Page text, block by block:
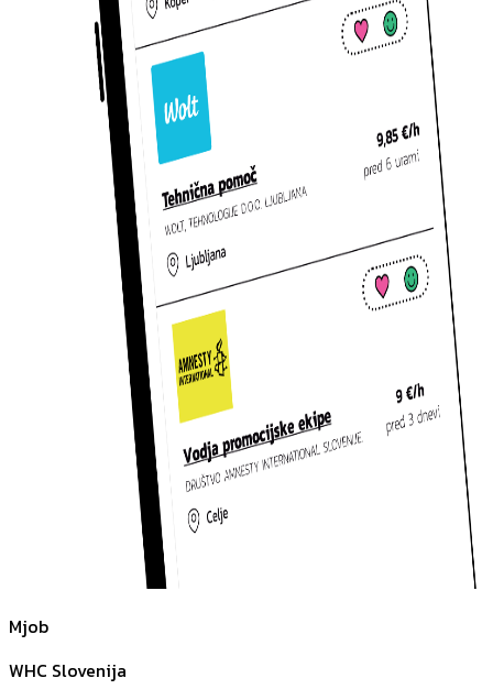
Mjob
WHC Slovenija